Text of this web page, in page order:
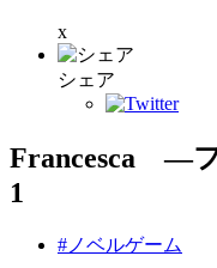
x
シェア
Francesca ―
1
#ノベルゲーム